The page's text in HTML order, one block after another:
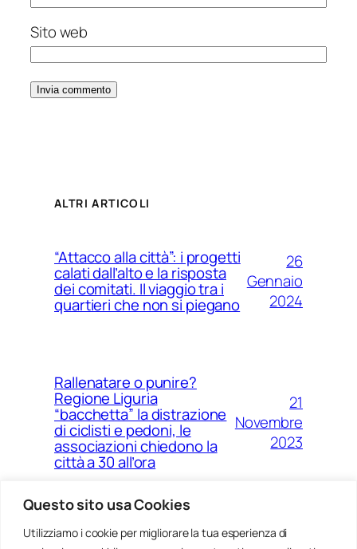
Questo sito usa Cookies
Utilizziamo i cookie per migliorare la tua esperienza di
Sito web
ALTRI ARTICOLI
“Attacco alla città”: i progetti
calati dall’alto e la risposta
dei comitati. Il viaggio tra i
quartieri che non si piegano
26
Gennaio
2024
Rallenatare o punire?
Regione Liguria
“bacchetta” la distrazione
di ciclisti e pedoni, le
associazioni chiedono la
città a 30 all’ora
21
Novembre
2023
Ponte Morandi e quell’anno